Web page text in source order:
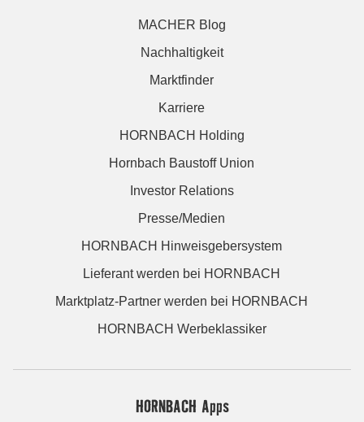
MACHER Blog
Nachhaltigkeit
Marktfinder
Karriere
HORNBACH Holding
Hornbach Baustoff Union
Investor Relations
Presse/Medien
HORNBACH Hinweisgebersystem
Lieferant werden bei HORNBACH
Marktplatz-Partner werden bei HORNBACH
HORNBACH Werbeklassiker
HORNBACH Apps